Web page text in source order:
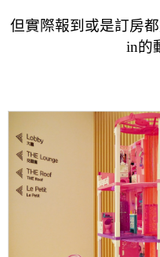
但實際報到或是訂房
in的